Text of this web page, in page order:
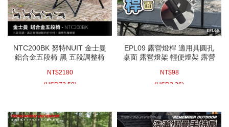
NTC200BK 努特NUIT 金士曼
鋁合金五段椅 黑 五段調整椅
NT$2180
(USD72.59)
EPL09 露營燈桿 適用具圓孔
桌面 露營燈架 輕便燈架 露營
NT$98
(USD3.26)